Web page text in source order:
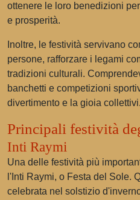
ottenere le loro benedizioni
e prosperità.
Inoltre, le festività servivano
persone, rafforzare i legami
tradizioni culturali.
banchetti e competizioni
divertimento e la gioia collettivi.
Principali festività
Inti Raymi
Una delle festività più
l'Inti Raymi, o Festa del Sole.
celebrata nel solstizio